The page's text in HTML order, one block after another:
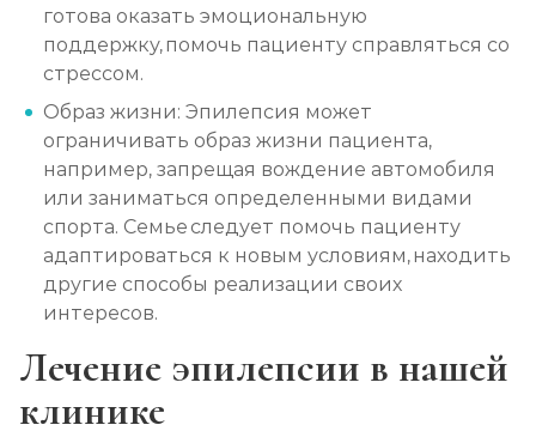
готова оказать эмоциональную
поддержку, помочь пациенту справляться со
стрессом.
Образ жизни: Эпилепсия может
ограничивать образ жизни пациента,
например, запрещая вождение автомобиля
или заниматься определенными видами
спорта. Семье следует помочь пациенту
адаптироваться к новым условиям, находить
другие способы реализации своих
интересов.
Лечение эпилепсии в нашей
клинике